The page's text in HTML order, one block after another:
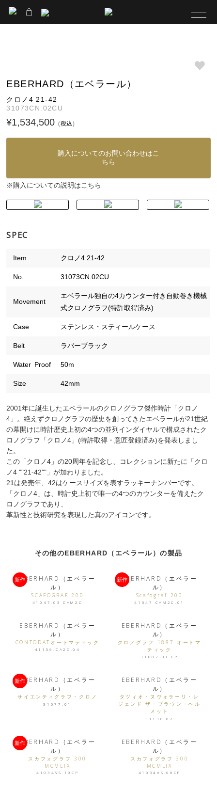
EBERHARD（エベラール）
クロノ4 21-42
31073CN.02CU
¥1,534,500 （税込）
購入についてのお問い合わせはこ
ちら
※購入についての説明はこちら
SPEC
Item クロノ4 21-42
No. 31073CN.02CU
Movement
エベラール独自の4カウンター付き自動巻き機械
式クロノグラフ(特許取得済み)
Case ステンレス・スティールケース
Belt ラバーブラック
Water Proof 50m
Size 42mm
2001年に誕生したエベラールのクロノグラフ傑作時計「クロノ
4」。絶えずクロノグラフの歴史を創ってきたエベラールが21世紀
の幕開けに時計歴史上初の4つの並列インダイヤルで構成されたク
ロノグラフ「クロノ4」(特許取得・意匠登録済み)を発表しまし
た。
この「クロノ4」の20周年を記念し、コレクションに新たに「クロ
ノ4 ""21-42""」が加わりました。
21は発売年、42はケースサイズを表すラッキーナンバーです。
「クロノ4」は、時計史上初で唯一の4つのカウンターを備えたク
ロノグラフであり、
革新性と技術研究を表現した真のアイコンです。
その他のEBERHARD（エベラール）の製品
新作EBERHARD（エベラー
ル）
SCAFOGRAF 200
41047.03 CAM2C
新作EBERHARD（エベラー
ル）
Scafograf 200
41047 CAM2C.01
EBERHARD（エベラー
ル）
CONTODATオートマティック
41156.CA2C.04
EBERHARD（エベラー
ル）
クロノグラフ 1887 オートマ
ティック
31082.01 CP
新作EBERHARD（エベラー
ル）
サイエンティグラフ・クロノ
31077.01
EBERHARD（エベラー
ル）
タツィオ・ヌヴォラーリ・レ
ジェンド ザ・ブラウン・ヘル
メット
31138.02
新作EBERHARD（エベラー
ル）
スカフォグラフ 300
MCMLIX
41034VS.10CP
EBERHARD（エベラー
ル）
スカフォグラフ 300
MCMLIX
41034VS.08CP